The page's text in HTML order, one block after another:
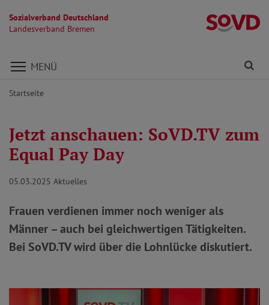
Sozialverband Deutschland
Landesverband Bremen
Direkt zu den Inhalten springen
MENÜ
Startseite
Jetzt anschauen: SoVD.TV zum
Equal Pay Day
05.03.2025 Aktuelles
Frauen verdienen immer noch weniger als
Männer – auch bei gleichwertigen Tätigkeiten.
Bei SoVD.TV wird über die Lohnlücke diskutiert.